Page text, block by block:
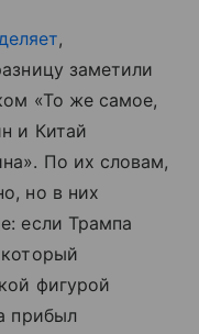
,
заметили
«То же самое,
и Китай
По их словам,
но в них
если Трампа
фигурой
прибыл